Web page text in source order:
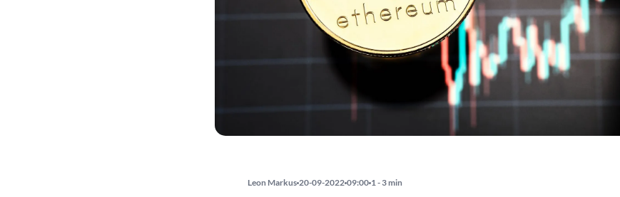
Leon Markus 20-09-2022 09:00 1 - 3 min